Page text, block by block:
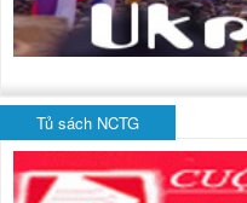
Tủ sách NCTG